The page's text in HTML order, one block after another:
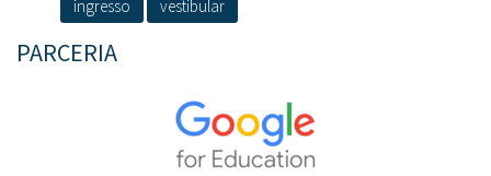
ingresso
vestibular
PARCERIA